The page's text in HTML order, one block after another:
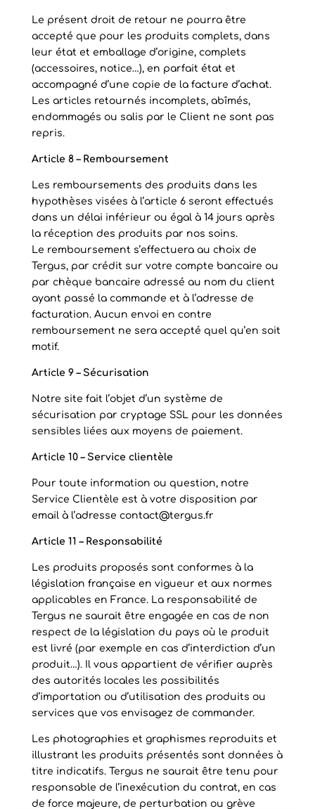
Le présent droit de retour ne pourra être
accepté que pour les produits complets, dans
leur état et emballage d’origine, complets
(accessoires, notice…), en parfait état et
accompagné d’une copie de la facture d’achat.
Les articles retournés incomplets, abîmés,
endommagés ou salis par le Client ne sont pas
repris.
Article 8 – Remboursement
Les remboursements des produits dans les
hypothèses visées à l’article 6 seront effectués
dans un délai inférieur ou égal à 14 jours après
la réception des produits par nos soins.
Le remboursement s’effectuera au choix de
Tergus, par crédit sur votre compte bancaire ou
par chèque bancaire adressé au nom du client
ayant passé la commande et à l’adresse de
facturation. Aucun envoi en contre
remboursement ne sera accepté quel qu’en soit
motif.
Article 9 – Sécurisation
Notre site fait l’objet d’un système de
sécurisation par cryptage SSL pour les données
sensibles liées aux moyens de paiement.
Article 10 – Service clientèle
Pour toute information ou question, notre
Service Clientèle est à votre disposition par
email à l’adresse contact@tergus.fr
Article 11 – Responsabilité
Les produits proposés sont conformes à la
législation française en vigueur et aux normes
applicables en France. La responsabilité de
Tergus ne saurait être engagée en cas de non
respect de la législation du pays où le produit
est livré (par exemple en cas d’interdiction d’un
produit…). Il vous appartient de vérifier auprès
des autorités locales les possibilités
d’importation ou d’utilisation des produits ou
services que vos envisagez de commander.
Les photographies et graphismes reproduits et
illustrant les produits présentés sont données à
titre indicatifs. Tergus ne saurait être tenu pour
responsable de l’inexécution du contrat, en cas
de force majeure, de perturbation ou grève